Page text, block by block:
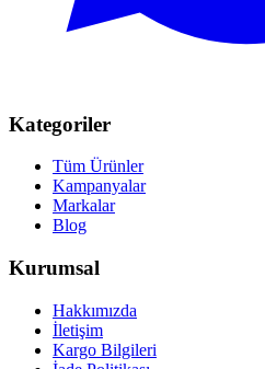
Kategoriler
Tüm Ürünler
Kampanyalar
Markalar
Blog
Kurumsal
Hakkımızda
İletişim
Kargo Bilgileri